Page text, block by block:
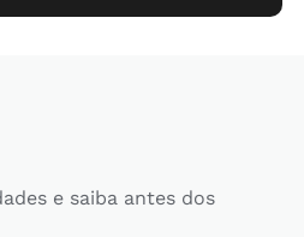
e saiba antes dos